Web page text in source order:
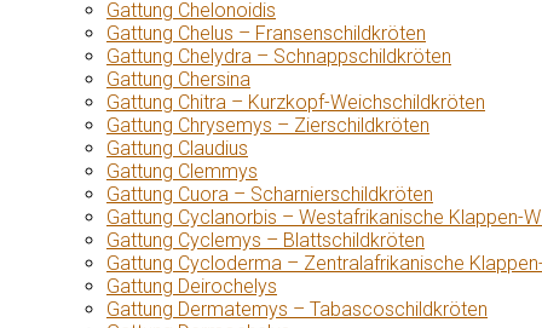
Gattung Chelonoidis
Gattung Chelus – Fransenschildkröten
Gattung Chelydra – Schnappschildkröten
Gattung Chersina
Gattung Chitra – Kurzkopf-Weichschildkröten
Gattung Chrysemys – Zierschildkröten
Gattung Claudius
Gattung Clemmys
Gattung Cuora – Scharnierschildkröten
Gattung Cyclanorbis – Westafrikanische Klappen-
Gattung Cyclemys – Blattschildkröten
Gattung Cycloderma – Zentralafrikanische
Gattung Deirochelys
Gattung Dermatemys – Tabascoschildkröten